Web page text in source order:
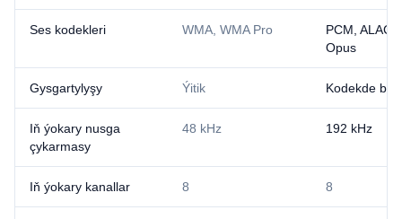
Ses kodekleri WMA, WMA Pro
PCM, ALAC,
Opus
Gysgartylyşy Ýitik Kodekde
Iň ýokary nusga
çykarmasy
48 kHz 192 kHz
Iň ýokary kanallar 8 8